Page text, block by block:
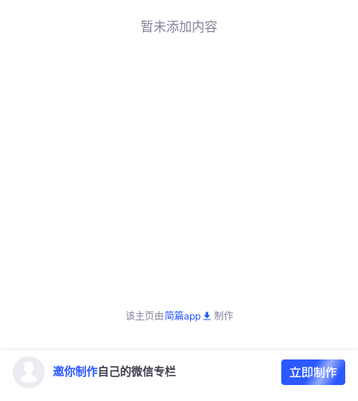
暂未添加内容
该主页由简篇app 制作
邀你制作 自己的微信专栏